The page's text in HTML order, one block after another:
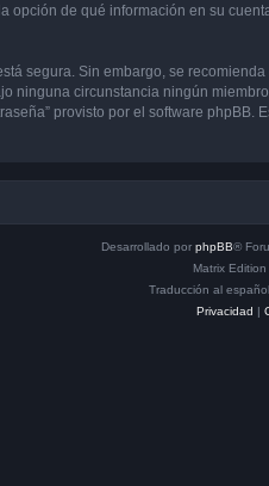
opción de qué información en su
segura. Sin embargo, se
ninguna circunstancia ningún
provisto por el software
Desarrollado por phpBB®
Matrix
Traducción al
Privacidad |